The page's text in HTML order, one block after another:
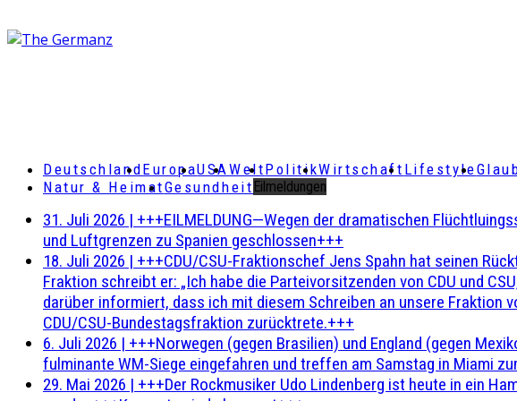
DeutschlandEuropaUSAWeltPolitikWirtschaft Lifestyle
Natur & HeimatGesundheit Eilmeldungen
31. Juli 2026 | +++EILMELDUNG—Wegen der dramatischen
und Luftgrenzen zu Spanien geschlossen+++
18. Juli 2026 | +++CDU/CSU-Fraktionschef Jens Spahn hat seinen
Fraktion schreibt er: „Ich habe die Parteivorsitzenden von CDU und
darüber informiert, dass ich mit diesem Schreiben an unsere Fraktion
CDU/CSU-Bundestagsfraktion zurücktrete.+++
6. Juli 2026 | +++Norwegen (gegen Brasilien) und England (gegen
fulminante WM-Siege eingefahren und treffen am Samstag in Miami
29. Mai 2026 | +++Der Rockmusiker Udo Lindenberg ist heute in ein